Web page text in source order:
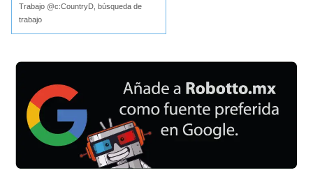
Trabajo @c:CountryD, búsqueda de
trabajo